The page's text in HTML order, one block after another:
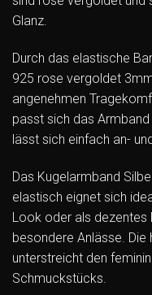
Glanz.
Durch das elastische
925 rose vergoldet
angenehmen
passt sich das
lässt sich einfach an-
Das Kugelarmband
elastisch eignet sich
Look oder als dezentes
besondere Anlässe.
unterstreicht den
Schmuckstücks.